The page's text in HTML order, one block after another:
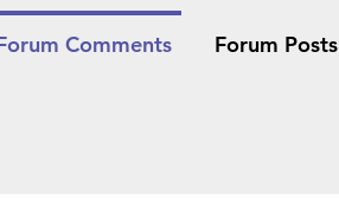
Comments Forum Posts